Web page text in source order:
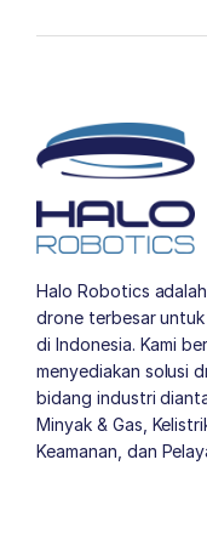
Halo Robotics
drone terbesar
di Indonesia. Kami
menyediakan solusi
bidang industri
Minyak & Gas,
Keamanan, dan